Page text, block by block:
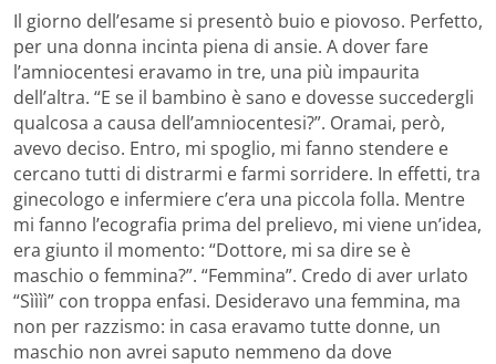
Il giorno dell’esame si presentò buio e piovoso. Perfetto,
per una donna incinta piena di ansie. A dover fare
l’amniocentesi eravamo in tre, una più impaurita
dell’altra. “E se il bambino è sano e dovesse succedergli
qualcosa a causa dell’amniocentesi?”. Oramai, però,
avevo deciso. Entro, mi spoglio, mi fanno stendere e
cercano tutti di distrarmi e farmi sorridere. In effetti, tra
ginecologo e infermiere c’era una piccola folla. Mentre
mi fanno l’ecografia prima del prelievo, mi viene un’idea,
era giunto il momento: “Dottore, mi sa dire se è
maschio o femmina?”. “Femmina”. Credo di aver urlato
“Sìììì” con troppa enfasi. Desideravo una femmina, ma
non per razzismo: in casa eravamo tutte donne, un
maschio non avrei saputo nemmeno da dove